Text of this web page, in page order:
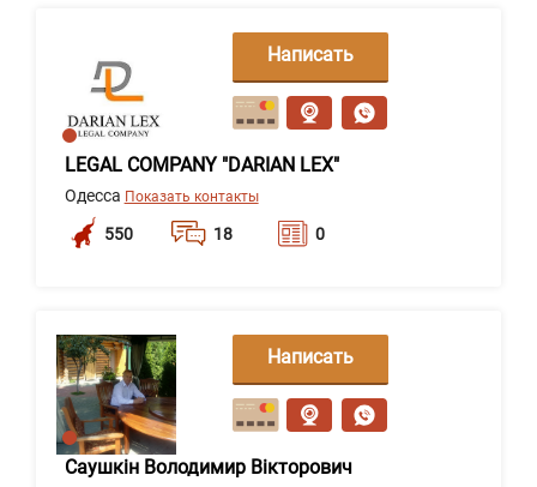
LEGAL COMPANY "DARIAN LEX"
Одесса Показать контакты
550 18 0
Написать
сообщение
Саушкін Володимир Вікторович
Написать
сообщение